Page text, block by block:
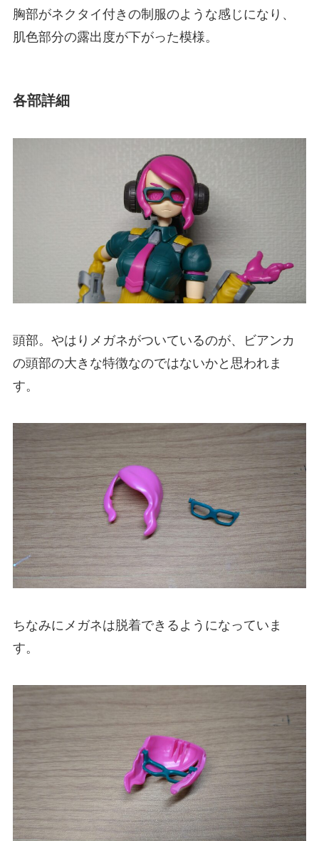
胸部がネクタイ付きの制服のような感じになり、
肌色部分の露出度が下がった模様。
各部詳細
頭部。やはりメガネがついているのが、ビアンカ
の頭部の大きな特徴なのではないかと思われま
す。
ちなみにメガネは脱着できるようになっていま
す。